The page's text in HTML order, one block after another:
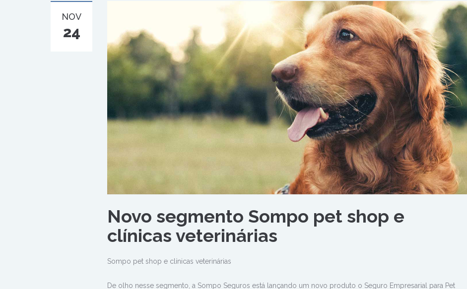
NOV
24
Novo segmento Sompo pet shop e
clínicas veterinárias
Sompo pet shop e clínicas veterinárias
De olho nesse segmento, a Sompo Seguros está lançando um novo produto o Seguro Empresarial para Pet